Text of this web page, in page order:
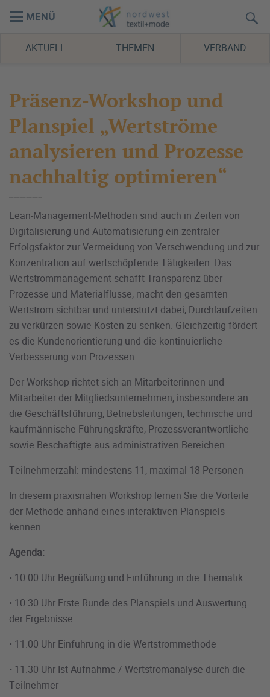
MENÜ
AKTUELL THEMEN VERBAND
Präsenz-Workshop und
Planspiel „Wertströme
analysieren und Prozesse
nachhaltig optimieren“
Lean-Management-Methoden sind auch in Zeiten von
Digitalisierung und Automatisierung ein zentraler
Erfolgsfaktor zur Vermeidung von Verschwendung und zur
Konzentration auf wertschöpfende Tätigkeiten. Das
Wertstrommanagement schafft Transparenz über
Prozesse und Materialflüsse, macht den gesamten
Wertstrom sichtbar und unterstützt dabei, Durchlaufzeiten
zu verkürzen sowie Kosten zu senken. Gleichzeitig fördert
es die Kundenorientierung und die kontinuierliche
Verbesserung von Prozessen.
Der Workshop richtet sich an Mitarbeiterinnen und
Mitarbeiter der Mitgliedsunternehmen, insbesondere an
die Geschäftsführung, Betriebsleitungen, technische und
kaufmännische Führungskräfte, Prozessverantwortliche
sowie Beschäftigte aus administrativen Bereichen.
Teilnehmerzahl: mindestens 11, maximal 18 Personen
In diesem praxisnahen Workshop lernen Sie die Vorteile
der Methode anhand eines interaktiven Planspiels
kennen.
Agenda:
• 10.00 Uhr Begrüßung und Einführung in die Thematik
• 10.30 Uhr Erste Runde des Planspiels und Auswertung
der Ergebnisse
• 11.00 Uhr Einführung in die Wertstrommethode
• 11.30 Uhr Ist-Aufnahme / Wertstromanalyse durch die
Teilnehmer